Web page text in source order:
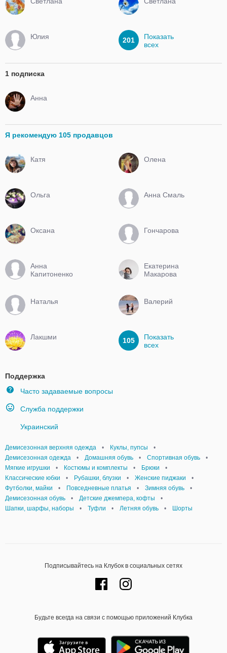
Юлия 201
Показать
всех
1 подписка
Анна
Я рекомендую 105 продавцов
Катя Олена
Ольга Анна Смаль
Оксана Гончарова
Анна
Капитоненко
Екатерина
Макарова
Наталья Валерий
Лакшми 105
Показать
всех
Поддержка
Часто задаваемые вопросы
Служба поддержки
Украинский
Демисезонная верхняя одежда • Куклы, пупсы
•
Демисезонная одежда
• Домашняя обувь • Спортивная обувь
•
Мягкие игрушки
• Костюмы и комплекты • Брюки
•
Классические юбки
• Рубашки, блузки • Женские пиджаки
•
Футболки, майки
• Повседневные платья • Зимняя обувь
•
Демисезонная обувь
• Детские джемпера, кофты
•
Шапки, шарфы, наборы
• Туфли • Летняя обувь • Шорты
Подписывайтесь на Клубок в социальных сетях
Будьте всегда на связи с помощью приложений Клубка